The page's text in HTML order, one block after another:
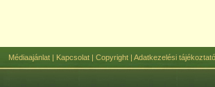
Médiaajánlat| Kapcsolat| Copyright| Adatkezelési tájékoztató